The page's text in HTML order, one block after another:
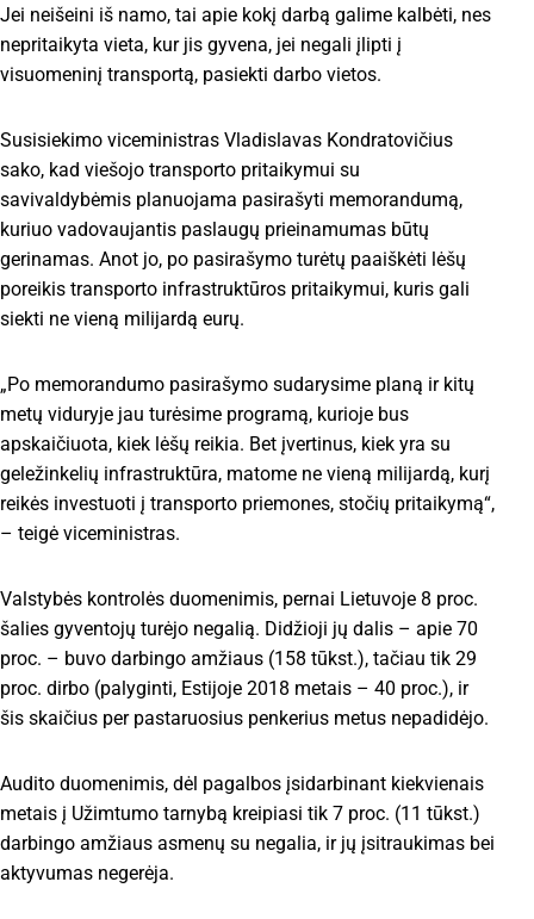
Jei neišeini iš namo, tai apie kokį darbą galime kalbėti, nes
nepritaikyta vieta, kur jis gyvena, jei negali įlipti į
visuomeninį transportą, pasiekti darbo vietos.
Susisiekimo viceministras Vladislavas Kondratovičius
sako, kad viešojo transporto pritaikymui su
savivaldybėmis planuojama pasirašyti memorandumą,
kuriuo vadovaujantis paslaugų prieinamumas būtų
gerinamas. Anot jo, po pasirašymo turėtų paaiškėti lėšų
poreikis transporto infrastruktūros pritaikymui, kuris gali
siekti ne vieną milijardą eurų.
„Po memorandumo pasirašymo sudarysime planą ir kitų
metų viduryje jau turėsime programą, kurioje bus
apskaičiuota, kiek lėšų reikia. Bet įvertinus, kiek yra su
geležinkelių infrastruktūra, matome ne vieną milijardą, kurį
reikės investuoti į transporto priemones, stočių pritaikymą“,
– teigė viceministras.
Valstybės kontrolės duomenimis, pernai Lietuvoje 8 proc.
šalies gyventojų turėjo negalią. Didžioji jų dalis – apie 70
proc. – buvo darbingo amžiaus (158 tūkst.), tačiau tik 29
proc. dirbo (palyginti, Estijoje 2018 metais – 40 proc.), ir
šis skaičius per pastaruosius penkerius metus nepadidėjo.
Audito duomenimis, dėl pagalbos įsidarbinant kiekvienais
metais į Užimtumo tarnybą kreipiasi tik 7 proc. (11 tūkst.)
darbingo amžiaus asmenų su negalia, ir jų įsitraukimas bei
aktyvumas negerėja.